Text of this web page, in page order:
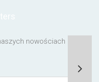
nowościach lub o